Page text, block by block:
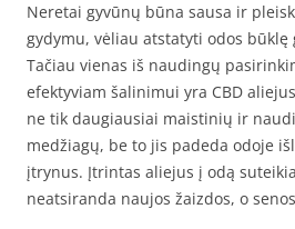
Neretai gyvūnų būna sausa ir
gydymu, vėliau atstatyti odos
Tačiau vienas iš naudingų
efektyviam šalinimui yra CBD
ne tik daugiausiai maistinių ir
medžiagų, be to jis padeda odoje
įtrynus. Įtrintas aliejus į odą
neatsiranda naujos žaizdos, o